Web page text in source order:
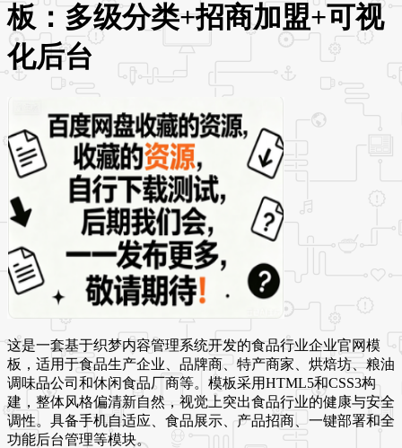
板：多级分类+招商加盟+可视
化后台
这是一套基于织梦内容管理系统开发的食品行业企业官网模
板，适用于食品生产企业、品牌商、特产商家、烘焙坊、粮油
调味品公司和休闲食品厂商等。模板采用HTML5和CSS3构
建，整体风格偏清新自然，视觉上突出食品行业的健康与安全
调性。具备手机自适应、食品展示、产品招商、一键部署和全
功能后台管理等模块。